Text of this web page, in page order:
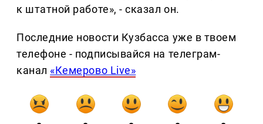
к штатной работе», - сказал он.
Последние новости Кузбасса уже в твоем
телефоне - подписывайся на телеграм-
канал «Кемерово Live»